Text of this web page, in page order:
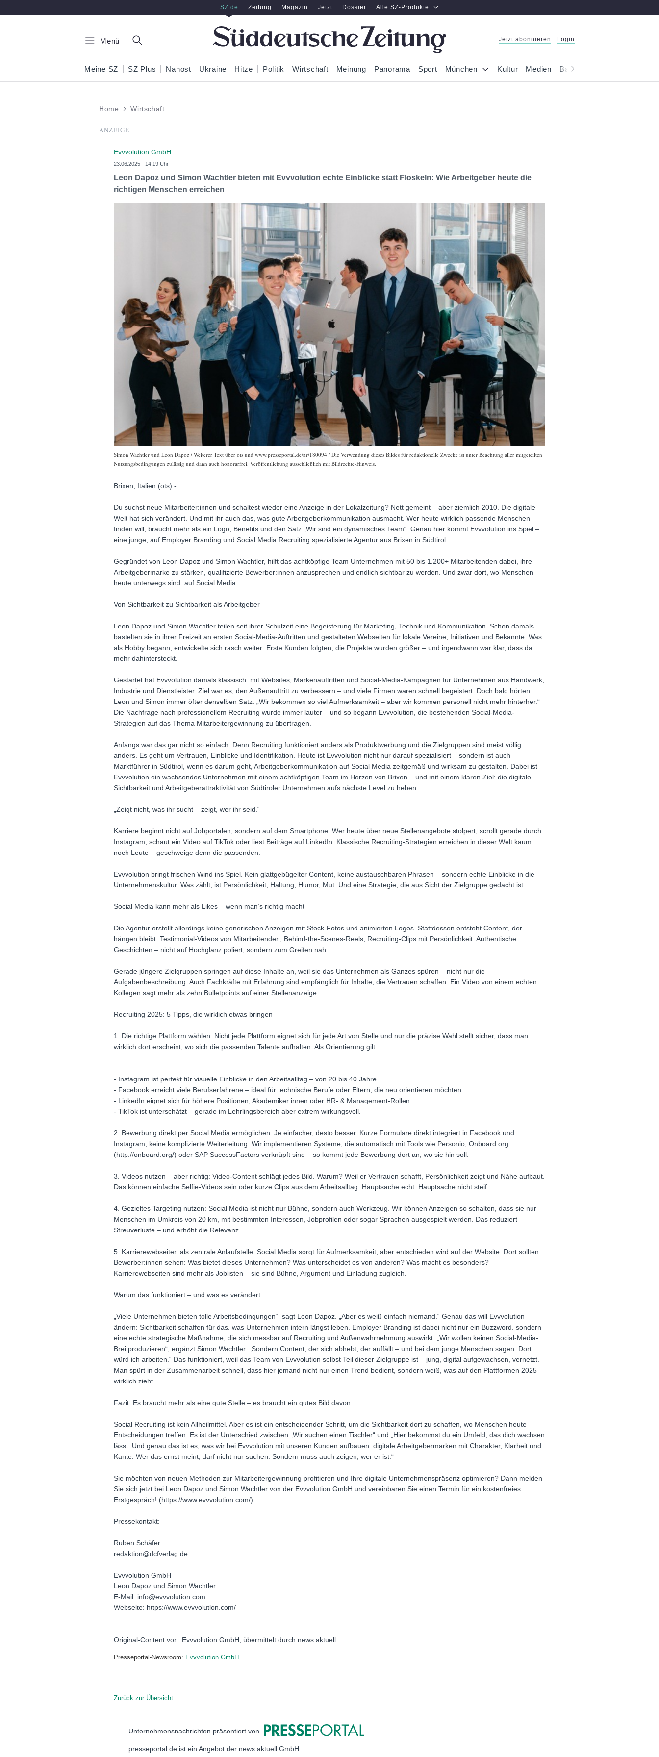
SZ.de Zeitung Magazin Jetzt Dossier Alle SZ-Produkte
Menü Jetzt abonnieren Login
Meine SZ SZ Plus Nahost Ukraine Hitze Politik Wirtschaft Meinung Panorama Sport München Kultur Medien Bayern
Home Wirtschaft
ANZEIGE
Evvvolution GmbH
23.06.2025 - 14:19 Uhr
Leon Dapoz und Simon Wachtler bieten mit Evvvolution echte Einblicke statt Floskeln: Wie Arbeitgeber heute die
richtigen Menschen erreichen
Simon Wachtler und Leon Dapoz / Weiterer Text über ots und www.presseportal.de/nr/180094 / Die Verwendung dieses Bildes für redaktionelle Zwecke ist unter Beachtung aller mitgeteilten
Nutzungsbedingungen zulässig und dann auch honorarfrei. Veröffentlichung ausschließlich mit Bildrechte-Hinweis.
Brixen, Italien (ots) -
Du suchst neue Mitarbeiter:innen und schaltest wieder eine Anzeige in der Lokalzeitung? Nett gemeint – aber ziemlich 2010. Die digitale
Welt hat sich verändert. Und mit ihr auch das, was gute Arbeitgeberkommunikation ausmacht. Wer heute wirklich passende Menschen
finden will, braucht mehr als ein Logo, Benefits und den Satz „Wir sind ein dynamisches Team“. Genau hier kommt Evvvolution ins Spiel –
eine junge, auf Employer Branding und Social Media Recruiting spezialisierte Agentur aus Brixen in Südtirol.
Gegründet von Leon Dapoz und Simon Wachtler, hilft das achtköpfige Team Unternehmen mit 50 bis 1.200+ Mitarbeitenden dabei, ihre
Arbeitgebermarke zu stärken, qualifizierte Bewerber:innen anzusprechen und endlich sichtbar zu werden. Und zwar dort, wo Menschen
heute unterwegs sind: auf Social Media.
Von Sichtbarkeit zu Sichtbarkeit als Arbeitgeber
Leon Dapoz und Simon Wachtler teilen seit ihrer Schulzeit eine Begeisterung für Marketing, Technik und Kommunikation. Schon damals
bastelten sie in ihrer Freizeit an ersten Social-Media-Auftritten und gestalteten Webseiten für lokale Vereine, Initiativen und Bekannte. Was
als Hobby begann, entwickelte sich rasch weiter: Erste Kunden folgten, die Projekte wurden größer – und irgendwann war klar, dass da
mehr dahintersteckt.
Gestartet hat Evvvolution damals klassisch: mit Websites, Markenauftritten und Social-Media-Kampagnen für Unternehmen aus Handwerk,
Industrie und Dienstleister. Ziel war es, den Außenauftritt zu verbessern – und viele Firmen waren schnell begeistert. Doch bald hörten
Leon und Simon immer öfter denselben Satz: „Wir bekommen so viel Aufmerksamkeit – aber wir kommen personell nicht mehr hinterher.“
Die Nachfrage nach professionellem Recruiting wurde immer lauter – und so begann Evvvolution, die bestehenden Social-Media-
Strategien auf das Thema Mitarbeitergewinnung zu übertragen.
Anfangs war das gar nicht so einfach: Denn Recruiting funktioniert anders als Produktwerbung und die Zielgruppen sind meist völlig
anders. Es geht um Vertrauen, Einblicke und Identifikation. Heute ist Evvvolution nicht nur darauf spezialisiert – sondern ist auch
Marktführer in Südtirol, wenn es darum geht, Arbeitgeberkommunikation auf Social Media zeitgemäß und wirksam zu gestalten. Dabei ist
Evvvolution ein wachsendes Unternehmen mit einem achtköpfigen Team im Herzen von Brixen – und mit einem klaren Ziel: die digitale
Sichtbarkeit und Arbeitgeberattraktivität von Südtiroler Unternehmen aufs nächste Level zu heben.
„Zeigt nicht, was ihr sucht – zeigt, wer ihr seid.“
Karriere beginnt nicht auf Jobportalen, sondern auf dem Smartphone. Wer heute über neue Stellenangebote stolpert, scrollt gerade durch
Instagram, schaut ein Video auf TikTok oder liest Beiträge auf LinkedIn. Klassische Recruiting-Strategien erreichen in dieser Welt kaum
noch Leute – geschweige denn die passenden.
Evvvolution bringt frischen Wind ins Spiel. Kein glattgebügelter Content, keine austauschbaren Phrasen – sondern echte Einblicke in die
Unternehmenskultur. Was zählt, ist Persönlichkeit, Haltung, Humor, Mut. Und eine Strategie, die aus Sicht der Zielgruppe gedacht ist.
Social Media kann mehr als Likes – wenn man’s richtig macht
Die Agentur erstellt allerdings keine generischen Anzeigen mit Stock-Fotos und animierten Logos. Stattdessen entsteht Content, der
hängen bleibt: Testimonial-Videos von Mitarbeitenden, Behind-the-Scenes-Reels, Recruiting-Clips mit Persönlichkeit. Authentische
Geschichten – nicht auf Hochglanz poliert, sondern zum Greifen nah.
Gerade jüngere Zielgruppen springen auf diese Inhalte an, weil sie das Unternehmen als Ganzes spüren – nicht nur die
Aufgabenbeschreibung. Auch Fachkräfte mit Erfahrung sind empfänglich für Inhalte, die Vertrauen schaffen. Ein Video von einem echten
Kollegen sagt mehr als zehn Bulletpoints auf einer Stellenanzeige.
Recruiting 2025: 5 Tipps, die wirklich etwas bringen
1. Die richtige Plattform wählen: Nicht jede Plattform eignet sich für jede Art von Stelle und nur die präzise Wahl stellt sicher, dass man
wirklich dort erscheint, wo sich die passenden Talente aufhalten. Als Orientierung gilt:
- Instagram ist perfekt für visuelle Einblicke in den Arbeitsalltag – von 20 bis 40 Jahre.
- Facebook erreicht viele Berufserfahrene – ideal für technische Berufe oder Eltern, die neu orientieren möchten.
- LinkedIn eignet sich für höhere Positionen, Akademiker:innen oder HR- & Management-Rollen.
- TikTok ist unterschätzt – gerade im Lehrlingsbereich aber extrem wirkungsvoll.
2. Bewerbung direkt per Social Media ermöglichen: Je einfacher, desto besser. Kurze Formulare direkt integriert in Facebook und
Instagram, keine komplizierte Weiterleitung. Wir implementieren Systeme, die automatisch mit Tools wie Personio, Onboard.org
(http://onboard.org/) oder SAP SuccessFactors verknüpft sind – so kommt jede Bewerbung dort an, wo sie hin soll.
3. Videos nutzen – aber richtig: Video-Content schlägt jedes Bild. Warum? Weil er Vertrauen schafft, Persönlichkeit zeigt und Nähe aufbaut.
Das können einfache Selfie-Videos sein oder kurze Clips aus dem Arbeitsalltag. Hauptsache echt. Hauptsache nicht steif.
4. Gezieltes Targeting nutzen: Social Media ist nicht nur Bühne, sondern auch Werkzeug. Wir können Anzeigen so schalten, dass sie nur
Menschen im Umkreis von 20 km, mit bestimmten Interessen, Jobprofilen oder sogar Sprachen ausgespielt werden. Das reduziert
Streuverluste – und erhöht die Relevanz.
5. Karrierewebseiten als zentrale Anlaufstelle: Social Media sorgt für Aufmerksamkeit, aber entschieden wird auf der Website. Dort sollten
Bewerber:innen sehen: Was bietet dieses Unternehmen? Was unterscheidet es von anderen? Was macht es besonders?
Karrierewebseiten sind mehr als Joblisten – sie sind Bühne, Argument und Einladung zugleich.
Warum das funktioniert – und was es verändert
„Viele Unternehmen bieten tolle Arbeitsbedingungen“, sagt Leon Dapoz. „Aber es weiß einfach niemand.“ Genau das will Evvvolution
ändern: Sichtbarkeit schaffen für das, was Unternehmen intern längst leben. Employer Branding ist dabei nicht nur ein Buzzword, sondern
eine echte strategische Maßnahme, die sich messbar auf Recruiting und Außenwahrnehmung auswirkt. „Wir wollen keinen Social-Media-
Brei produzieren“, ergänzt Simon Wachtler. „Sondern Content, der sich abhebt, der auffällt – und bei dem junge Menschen sagen: Dort
würd ich arbeiten.“ Das funktioniert, weil das Team von Evvvolution selbst Teil dieser Zielgruppe ist – jung, digital aufgewachsen, vernetzt.
Man spürt in der Zusammenarbeit schnell, dass hier jemand nicht nur einen Trend bedient, sondern weiß, was auf den Plattformen 2025
wirklich zieht.
Fazit: Es braucht mehr als eine gute Stelle – es braucht ein gutes Bild davon
Social Recruiting ist kein Allheilmittel. Aber es ist ein entscheidender Schritt, um die Sichtbarkeit dort zu schaffen, wo Menschen heute
Entscheidungen treffen. Es ist der Unterschied zwischen „Wir suchen einen Tischler“ und „Hier bekommst du ein Umfeld, das dich wachsen
lässt. Und genau das ist es, was wir bei Evvvolution mit unseren Kunden aufbauen: digitale Arbeitgebermarken mit Charakter, Klarheit und
Kante. Wer das ernst meint, darf nicht nur suchen. Sondern muss auch zeigen, wer er ist.“
Sie möchten von neuen Methoden zur Mitarbeitergewinnung profitieren und Ihre digitale Unternehmenspräsenz optimieren? Dann melden
Sie sich jetzt bei Leon Dapoz und Simon Wachtler von der Evvvolution GmbH und vereinbaren Sie einen Termin für ein kostenfreies
Erstgespräch! (https://www.evvvolution.com/)
Pressekontakt:
Ruben Schäfer
redaktion@dcfverlag.de
Evvvolution GmbH
Leon Dapoz und Simon Wachtler
E-Mail: info@evvvolution.com
Webseite: https://www.evvvolution.com/
Original-Content von: Evvvolution GmbH, übermittelt durch news aktuell
Presseportal-Newsroom: Evvvolution GmbH
Zurück zur Übersicht
Unternehmensnachrichten präsentiert von
presseportal.de ist ein Angebot der news aktuell GmbH